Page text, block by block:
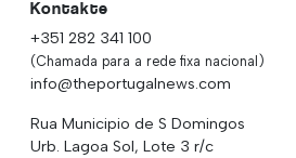
Kontakte
+351 282 341 100
(Chamada para a rede fixa nacional)
info@theportugalnews.com
Rua Municipio de S Domingos
Urb. Lagoa Sol, Lote 3 r/c